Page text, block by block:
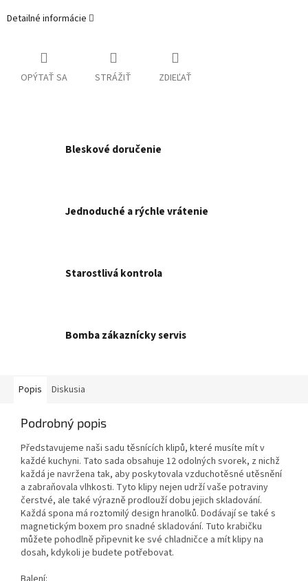
Detailné informácie
OPÝTAŤ SA STRÁŽIŤ ZDIEĽAŤ
Bleskové doručenie
Jednoduché a rýchle vrátenie
Starostlivá kontrola
Bomba zákaznícky servis
Popis Diskusia
Podrobný popis
Představujeme naši sadu těsnících klipů, které musíte mít v
každé kuchyni. Tato sada obsahuje 12 odolných svorek, z nichž
každá je navržena tak, aby poskytovala vzduchotěsné utěsnění
a zabraňovala vlhkosti. Tyto klipy nejen udrží vaše potraviny
čerstvé, ale také výrazně prodlouží dobu jejich skladování.
Každá spona má roztomilý design hranolků. Dodávají se také s
magnetickým boxem pro snadné skladování. Tuto krabičku
můžete pohodlně připevnit ke své chladničce a mít klipy na
dosah, kdykoli je budete potřebovat.